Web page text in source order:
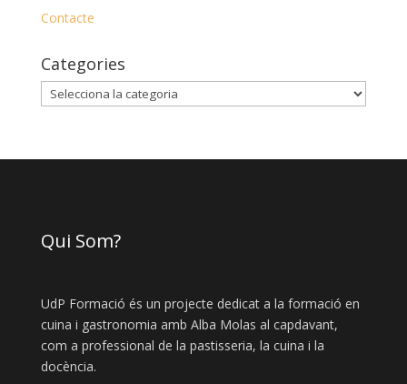
Contacte
Categories
Categories
Qui Som?
UdP Formació és un projecte dedicat a la formació en
cuina i gastronomia amb Alba Molas al capdavant,
com a professional de la pastisseria, la cuina i la
docència.